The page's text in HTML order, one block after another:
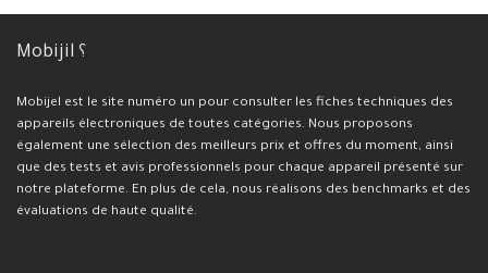
Mobijil ؟
Mobijel est le site numéro un pour consulter les fiches techniques des
appareils électroniques de toutes catégories. Nous proposons
également une sélection des meilleurs prix et offres du moment, ainsi
que des tests et avis professionnels pour chaque appareil présenté sur
notre plateforme. En plus de cela, nous réalisons des benchmarks et des
évaluations de haute qualité.